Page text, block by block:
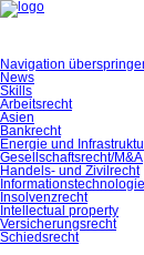
Navigation
News
Skills
Arbeitsrecht
Asien
Bankrecht
Energie und
Gesellschaftsrecht/M&A
Handels- und Zivilrecht
Insolvenzrecht
Intellectual property
Versicherungsrecht
Schiedsrecht